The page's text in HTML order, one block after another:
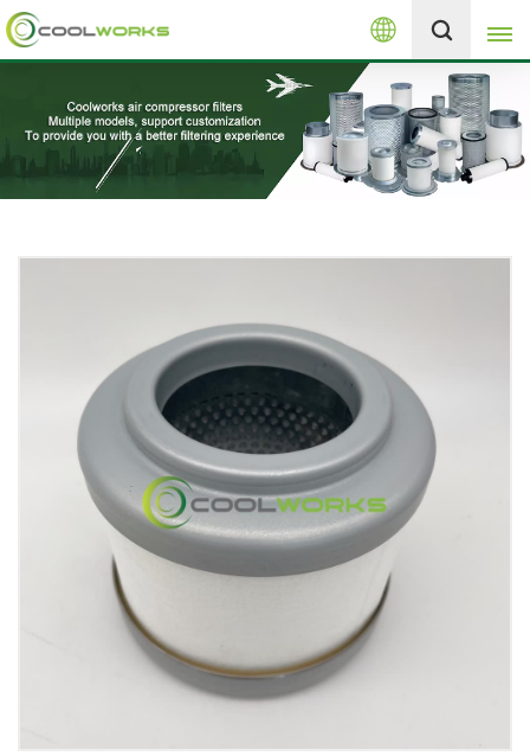
العربية
English
español
العربية
Melayu
+8613525046291